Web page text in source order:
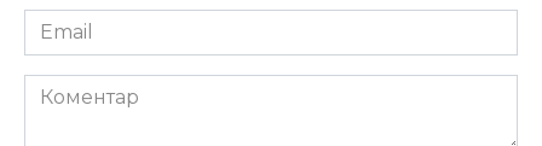
Email
*
Коментар